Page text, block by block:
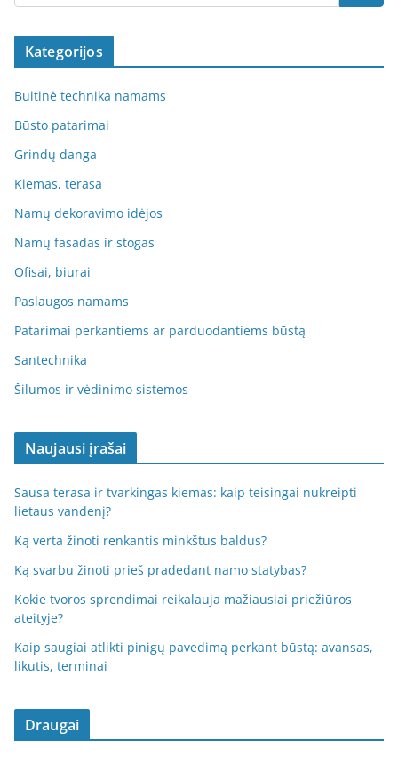
Kategorijos
Buitinė technika namams
Būsto patarimai
Grindų danga
Kiemas, terasa
Namų dekoravimo idėjos
Namų fasadas ir stogas
Ofisai, biurai
Paslaugos namams
Patarimai perkantiems ar parduodantiems būstą
Santechnika
Šilumos ir vėdinimo sistemos
Naujausi įrašai
Sausa terasa ir tvarkingas kiemas: kaip teisingai nukreipti
lietaus vandenį?
Ką verta žinoti renkantis minkštus baldus?
Ką svarbu žinoti prieš pradedant namo statybas?
Kokie tvoros sprendimai reikalauja mažiausiai priežiūros
ateityje?
Kaip saugiai atlikti pinigų pavedimą perkant būstą: avansas,
likutis, terminai
Draugai